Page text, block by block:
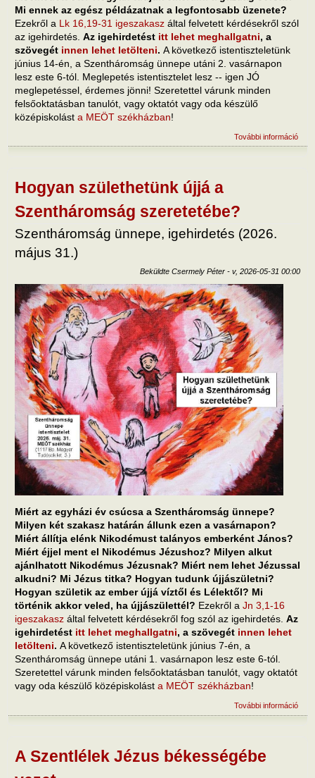
Mi ennek az egész példázatnak a legfontosabb üzenete?
Ezekről a Lk 16,19-31 igeszakasz által felvetett kérdésekről szól
az igehirdetés. Az igehirdetést itt lehet meghallgatni, a
szövegét innen lehet letölteni. A következő istentiszteletünk
június 14-én, a Szentháromság ünnepe utáni 2. vasárnapon
lesz este 6-tól. Meglepetés istentisztelet lesz -- igen JÓ
meglepetéssel, érdemes jönni! Szeretettel várunk minden
felsőoktatásban tanulót, vagy oktatót vagy oda készülő
középiskolást a MEÖT székházban!
További információ
Hogyan születhetünk újjá a
Szentháromság szeretetébe?
Szentháromság ünnepe, igehirdetés (2026.
május 31.)
Beküldte Csermely Péter - v, 2026-05-31 00:00
Miért az egyházi év csúcsa a Szentháromság ünnepe?
Milyen két szakasz határán állunk ezen a vasárnapon?
Miért állítja elénk Nikodémust talányos emberként János?
Miért éjjel ment el Nikodémus Jézushoz? Milyen alkut
ajánlhatott Nikodémus Jézusnak? Miért nem lehet Jézussal
alkudni? Mi Jézus titka? Hogyan tudunk újjászületni?
Hogyan születik az ember újjá víztől és Lélektől? Mi
történik akkor veled, ha újjászülettél? Ezekről a Jn 3,1-16
igeszakasz által felvetett kérdésekről fog szól az igehirdetés. Az
igehirdetést itt lehet meghallgatni, a szövegét innen lehet
letölteni. A következő istentiszteletünk június 7-én, a
Szentháromság ünnepe utáni 1. vasárnapon lesz este 6-tól.
Szeretettel várunk minden felsőoktatásban tanulót, vagy oktatót
vagy oda készülő középiskolást a MEÖT székházban!
További információ
A Szentlélek Jézus békességébe